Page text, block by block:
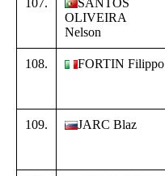
OLIVEIRA
Nelson
108. FORTIN Filippo
109. JARC Blaz